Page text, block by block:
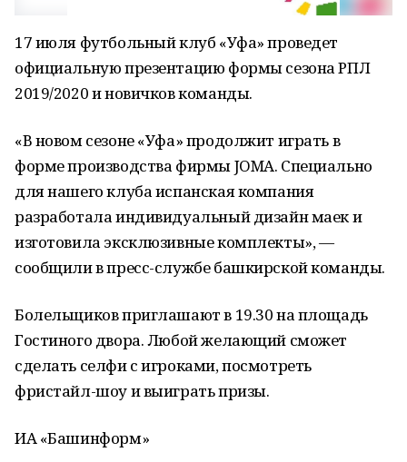
17 июля футбольный клуб «Уфа» проведет
официальную презентацию формы сезона РПЛ
2019/2020 и новичков команды.
«В новом сезоне «Уфа» продолжит играть в
форме производства фирмы JOMA. Специально
для нашего клуба испанская компания
разработала индивидуальный дизайн маек и
изготовила эксклюзивные комплекты», —
сообщили в пресс-службе башкирской команды.
Болельщиков приглашают в 19.30 на площадь
Гостиного двора. Любой желающий сможет
сделать селфи с игроками, посмотреть
фристайл-шоу и выиграть призы.
ИА «Башинформ»